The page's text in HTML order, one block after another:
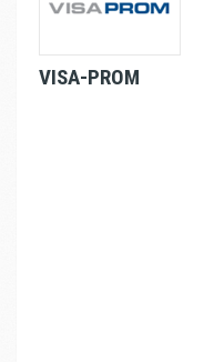
VISA-PROM